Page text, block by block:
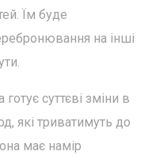
Їм буде
на інші
суттєві зміни в
які триватимуть до
має намір